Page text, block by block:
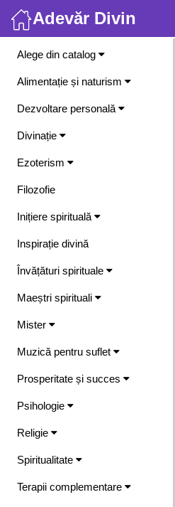
Adevăr Divin
Meniu
Alege din catalog
Alimentație și naturism
Dezvoltare personală
Divinație
Ezoterism
Filozofie
Inițiere spirituală
Inspirație divină
Învățături spirituale
Maeștri spirituali
Mister
Muzică pentru suflet
Prosperitate și succes
Psihologie
Religie
Spiritualitate
Terapii complementare